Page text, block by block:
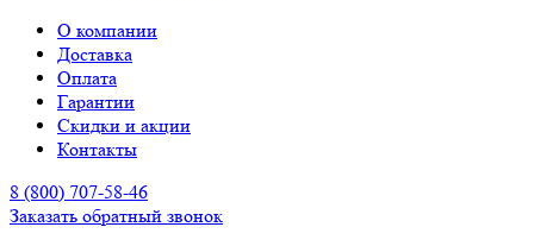
О компании
Доставка
Оплата
Гарантии
Скидки и акции
Контакты
8 (800) 707-58-46
Заказать обратный звонок